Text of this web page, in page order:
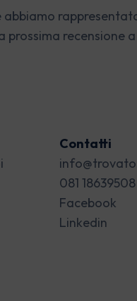
recensione
Contatti
081 18639508
Facebook
Linkedin